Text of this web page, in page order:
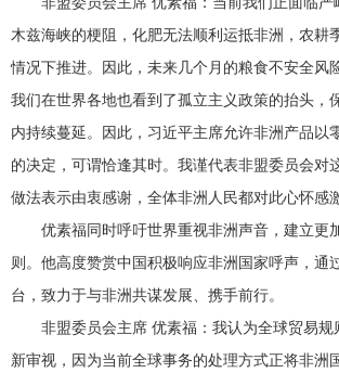
木兹海峡的梗阻，化肥无法顺利运抵非洲，农耕
情况下推进。因此，未来几个月的粮食不安全风
我们在世界各地也看到了孤立主义政策的抬头，
内持续蔓延。因此，习近平主席允许非洲产品以
的决定，可谓恰逢其时。我谨代表非盟委员会对
做法表示由衷感谢，全体非洲人民都对此心怀感
优素福同时呼吁世界重视非洲声音，建立更
则。他高度赞赏中国积极响应非洲国家呼声，通
台，致力于与非洲共谋发展、携手前行。
非盟委员会主席 优素福：我认为全球贸易规
新审视，因为当前全球事务的处理方式正将非洲